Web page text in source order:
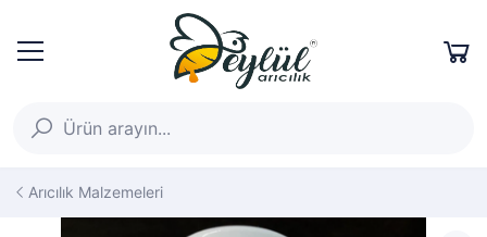
Arıcılık Malzemeleri